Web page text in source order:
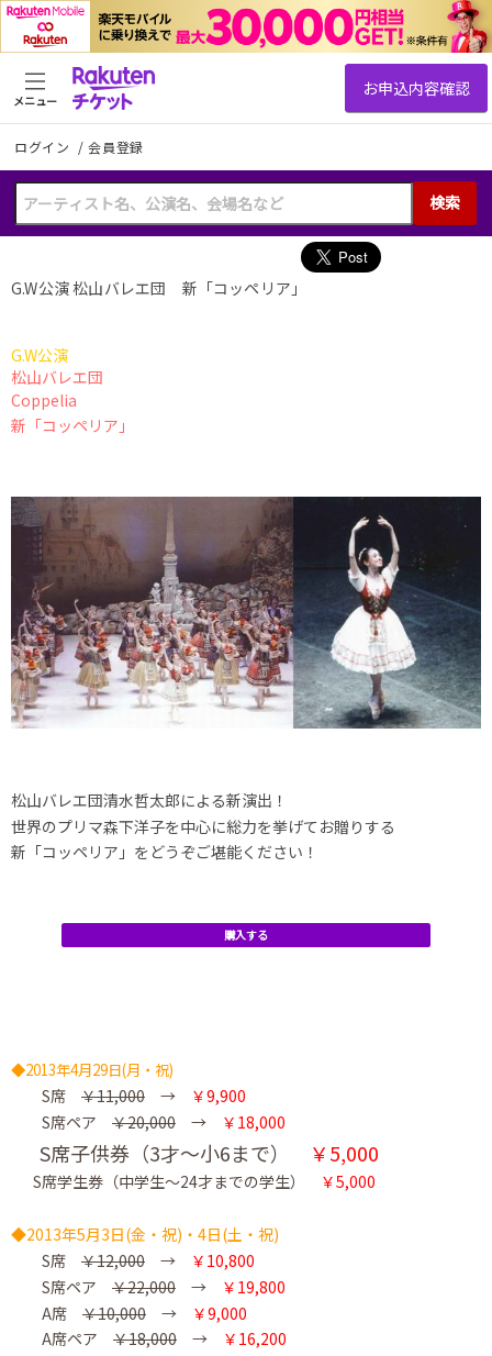
ログイン /会員登録
検索
メニュー
G.W公演 松山バレエ団 新「コッペリア」
G.W公演
松山バレエ団
Coppelia
新「コッペリア」
松山バレエ団清水哲太郎による新演出！
世界のプリマ森下洋子を中心に総力を挙げてお贈りする
新「コッペリア」をどうぞご堪能ください！
購入する
◆2013年4月29日(月・祝)
S席 ￥11,000 → ￥9,900
S席ペア
￥20,000 → ￥18,000
S席子供券（3才～小6まで） ￥5,000
S席学生券（中学生～24才までの学生） ￥5,000
◆2013年5月3日(金・祝)・4日(土・祝)
S席
￥12,000 → ￥10,800
S席ペア
￥22,000 → ￥19,800
A席
￥10,000 → ￥9,000
A席ペア
￥18,000 → ￥16,200